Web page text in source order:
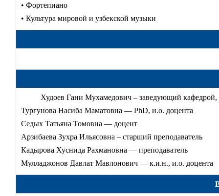
• Фортепиано
• Культура мировой и узбекской музыки
Худоев Гани Мухамедович – заведующий кафедрой,
Тургунова Насиба Маматовна — PhD, и.о. доцента
Седых Татьяна Томовна — доцент
Арзибаева Зухра Ильясовна – старший преподаватель
Кадырова Хуснида Рахмановна — преподаватель
Мулладжонов Давлат Мавлонович — к.и.н., и.о. доцента